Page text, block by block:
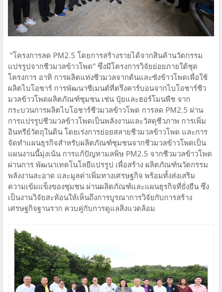
"โครงการลด PM2.5 โดยการสร้างรายได้จากสินค้านวัตกรรม
แปรรูปจากชีวมวลข้าวโพด" ซึ่งมีโครงการวิจัยย่อยภายใต้ชุด
โครงการ อาทิ การผลิตแท่งชีวมวลจากต้นและซังข้าวโพดเพื่อใช้
ผลิตไบโอชาร์ การพัฒนาซีเมนต์ที่ตรึงคาร์บอนจากไบโอชาร์ชีว
มวลข้าวโพดผลิตภัณฑ์ชุมชน เช่น ปุ๋ยและฮอร์โมนพืช จาก
กระบวนการผลิตไบโอชาร์ชีวมวลข้าวโพด การลด PM2.5 ผ่าน
การแปรรูปชีวมวลข้าวโพดเป็นพลังงานและวัสดุชีวภาพ การเพิ่ม
อินทรีย์วัตถุในดิน โดยเร่งการย่อยสลายชีวมวลข้าวโพด และการ
จัดทำแผนธุรกิจสำหรับผลิตภัณฑ์ชุมชนจากชีวมวลข้าวโพดเป็น
แผนงานนี้มุ่งเน้น การแก้ปัญหามลพิษ PM2.5 จากชีวมวลข้าวโพด
ผ่านการ พัฒนาเทคโนโลยีแปรรูป เพื่อสร้าง ผลิตภัณฑ์นวัตกรรม
พลังงานสะอาด และมูลค่าเพิ่มทางเศรษฐกิจ พร้อมทั้งส่งเสริม
ความเข้มแข็งของชุมชน ผ่านผลิตภัณฑ์และแผนธุรกิจที่ยั่งยืน ซึ่ง
เป็นงานวิจัยสะท้อนให้เห็นถึงการบูรณาการวิจัยกับการสร้าง
เศรษฐกิจฐานราก ควบคู่กับการดูแลสิ่งแวดล้อม